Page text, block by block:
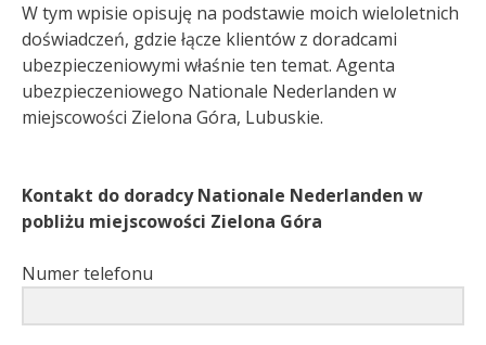
W tym wpisie opisuję na podstawie moich wieloletnich
doświadczeń, gdzie łącze klientów z doradcami
ubezpieczeniowymi właśnie ten temat. Agenta
ubezpieczeniowego Nationale Nederlanden w
miejscowości Zielona Góra, Lubuskie.
Kontakt do doradcy Nationale Nederlanden w
pobliżu miejscowości Zielona Góra
Numer telefonu